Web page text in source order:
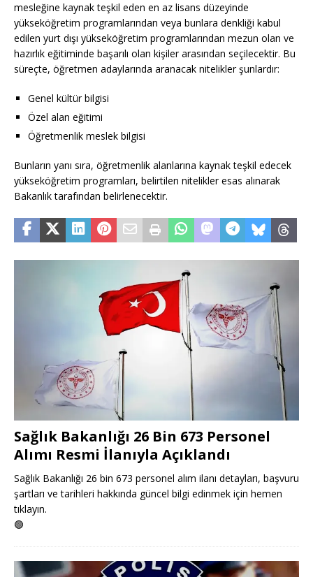
mesleğine kaynak teşkil eden en az lisans düzeyinde
yükseköğretim programlarından veya bunlara denkliği kabul
edilen yurt dışı yükseköğretim programlarından mezun olan ve
hazırlık eğitiminde başarılı olan kişiler arasından seçilecektir. Bu
süreçte, öğretmen adaylarında aranacak nitelikler şunlardır:
Genel kültür bilgisi
Özel alan eğitimi
Öğretmenlik meslek bilgisi
Bunların yanı sıra, öğretmenlik alanlarına kaynak teşkil edecek
yükseköğretim programları, belirtilen nitelikler esas alınarak
Bakanlık tarafından belirlenecektir.
Sağlık Bakanlığı 26 Bin 673 Personel
Alımı Resmi İlanıyla Açıklandı
Sağlık Bakanlığı 26 bin 673 personel alım ilanı detayları, başvuru
şartları ve tarihleri hakkında güncel bilgi edinmek için hemen
tıklayın.
🟢